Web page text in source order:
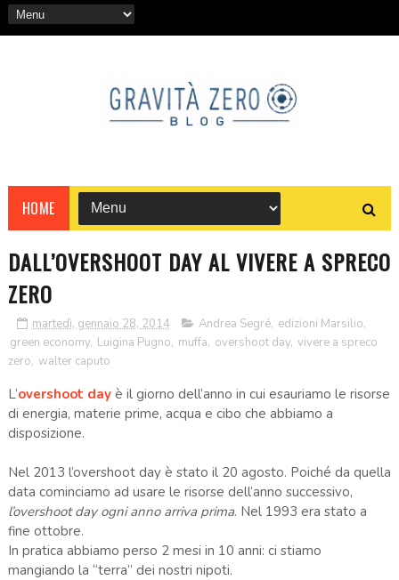
HOME
DALL’OVERSHOOT DAY AL VIVERE A SPRECO
ZERO
martedì, gennaio 28, 2014 Andrea Segré, edizioni Marsilio,
green economy, Luigina Pugno, muffa, overshoot day, vivere a spreco
zero, walter caputo
L’overshoot dayè il giorno dell’anno in cui esauriamo le risorse
di energia, materie prime, acqua e cibo che abbiamo a
disposizione.
Nel 2013 l’overshoot day è stato il 20 agosto. Poiché da quella
data cominciamo ad usare le risorse dell’anno successivo,
l’overshoot day ogni anno arriva prima. Nel 1993 era stato a
fine ottobre.
In pratica abbiamo perso 2 mesi in 10 anni: ci stiamo
mangiando la “terra” dei nostri nipoti.